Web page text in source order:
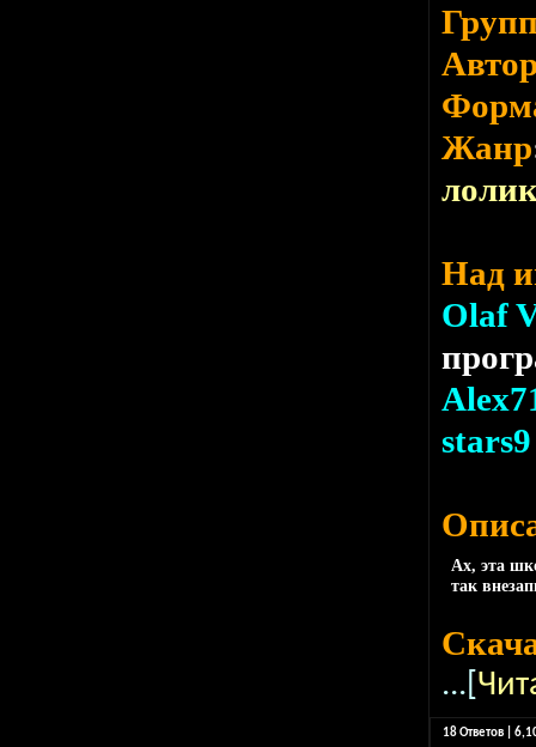
Жанр
Над
Olaf
stars9
Ах, эта
так
...[
18 Ответов |